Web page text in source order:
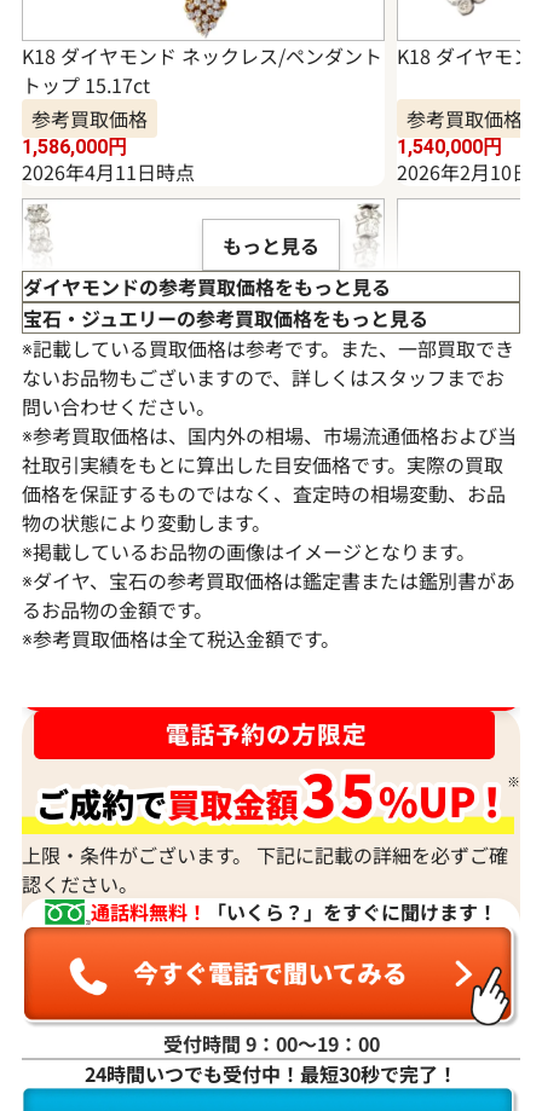
K18 ダイヤモンド ネックレス/ペンダント
トップ 15.17ct
参考買取価格
1,586,000円
2026年4月11日時点
K18 ダイヤモン
参考買取価格
1,540,000円
2026年2月10日
Pt･Pm900 ダイヤモンド ネックレス
17.45ct
参考買取価格
K18 ダイヤモン
K18WG ダイヤモンド ネックレス 3.31ct
K18 ダイヤモン
もっと見る
ダイヤモンドの参考買取価格をもっと見る
宝石・ジュエリーの参考買取価格をもっと見る
※記載している買取価格は参考です。また、一部買取でき
ないお品物もございますので、詳しくはスタッフまでお
問い合わせください。
※参考買取価格は、国内外の相場、市場流通価格および当
社取引実績をもとに算出した目安価格です。実際の買取
価格を保証するものではなく、査定時の相場変動、お品
物の状態により変動します。
※掲載しているお品物の画像はイメージとなります。
※ダイヤ、宝石の参考買取価格は鑑定書または鑑別書があ
るお品物の金額です。
※参考買取価格は全て税込金額です。
上限・条件がございます。 下記に記載の詳細を必ずご確
認ください。
通話料無料！
「いくら？」をすぐに聞けます！
受付時間 9：00〜19：00
24時間いつでも受付中！最短30秒で完了！